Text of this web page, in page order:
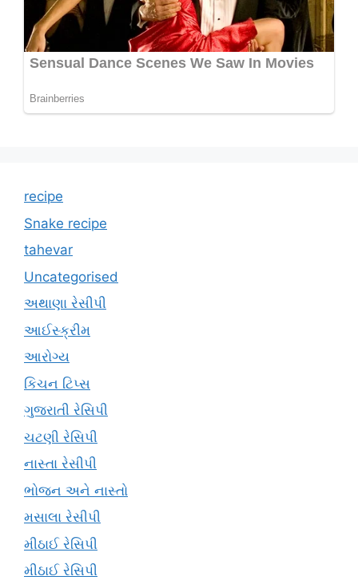
recipe
Snake recipe
tahevar
Uncategorised
અથાણા રેસીપી
આઈસ્ક્રીમ
આરોગ્ય
કિચન ટિપ્સ
ગુજરાતી રેસિપી
ચટણી રેસિપી
નાસ્તા રેસીપી
ભોજન અને નાસ્તો
મસાલા રેસીપી
મીઠાઈ રેસિપી
મીઠાઈ રેસિપી